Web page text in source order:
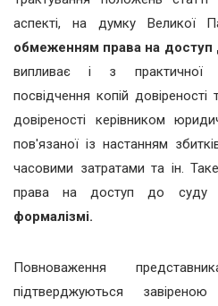
аспекті, на думку Великої
обмеженням права на доступ
випливає і з практичної
посвідчення копій
довіреності керівником
пов'язаної із настанням
часовими затратами та ін.
права на доступ до суду
формалізмі.
Повноваження
підтверджуються